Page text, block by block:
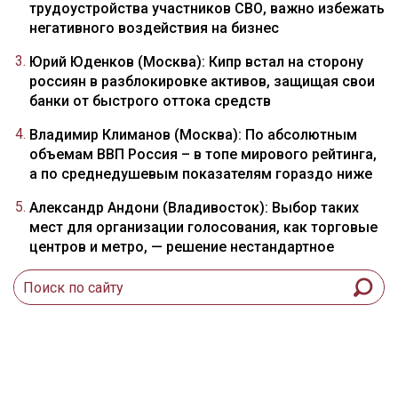
трудоустройства участников СВО, важно избежать
негативного воздействия на бизнес
Юрий Юденков (Москва): Кипр встал на сторону
россиян в разблокировке активов, защищая свои
банки от быстрого оттока средств
Владимир Климанов (Москва): По абсолютным
объемам ВВП Россия – в топе мирового рейтинга,
а по среднедушевым показателям гораздо ниже
Александр Андони (Владивосток): Выбор таких
мест для организации голосования, как торговые
центров и метро, — решение нестандартное